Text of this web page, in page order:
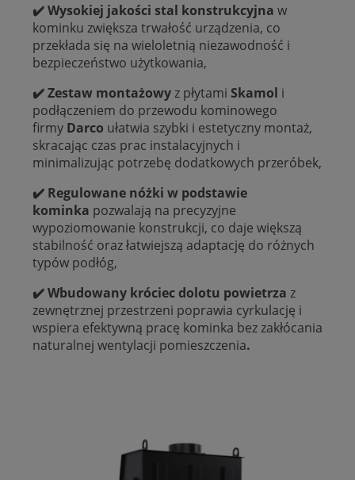
✔️ Wysokiej jakości stal konstrukcyjna w
kominku zwiększa trwałość urządzenia, co
przekłada się na wieloletnią niezawodność i
bezpieczeństwo użytkowania,
✔️ Zestaw montażowyz płytami Skamol i
podłączeniem do przewodu kominowego
firmy Darco ułatwia szybki i estetyczny montaż,
skracając czas prac instalacyjnych i
minimalizując potrzebę dodatkowych przeróbek,
✔️ Regulowane nóżki w podstawie
kominka pozwalają na precyzyjne
wypoziomowanie konstrukcji, co daje większą
stabilność oraz łatwiejszą adaptację do różnych
typów podłóg,
✔️ Wbudowany króciec dolotu powietrza z
zewnętrznej przestrzeni poprawia cyrkulację i
wspiera efektywną pracę kominka bez zakłócania
naturalnej wentylacji pomieszczenia.